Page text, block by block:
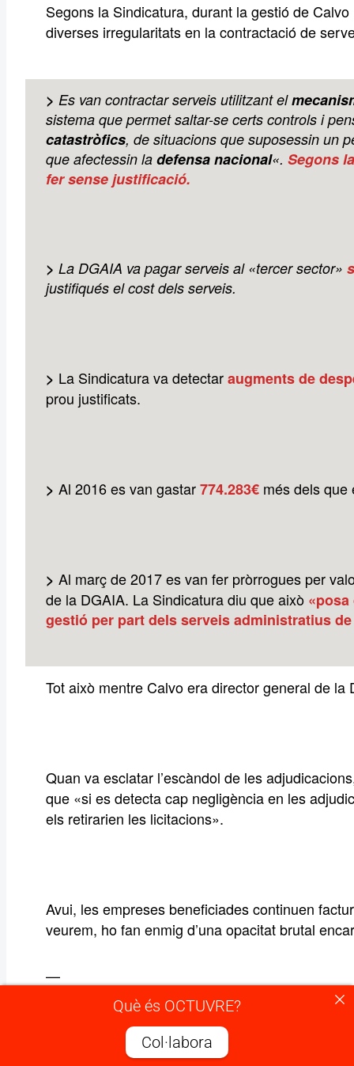
Segons la Sindicatura, durant la gestió de
diverses irregularitats en la contractació de
> Es van contractar serveis utilitzant el
sistema que permet saltar-se certs controls i
catastròfics, de situacions que suposessin un
que afectessin la defensa nacional«. Segons
fer sense justificació.
> La DGAIA va pagar serveis al «tercer sector»
justifiqués el cost dels serveis.
> La Sindicatura va detectaraugments de
prou justificats.
> Al 2016 es van gastar774.283€ més dels que
> Al març de 2017 es van fer pròrrogues per
de la DGAIA. La Sindicatura diu que això
gestió per part dels serveis administratius de
Tot això mentre Calvo era director general de la
Quan va esclatar l’escàndol de les
que «si es detecta cap negligència en les
els retirarien les licitacions».
Avui, les empreses beneficiades continuen
veurem, ho fan enmig d’una opacitat brutal
—
Què és OCTUVRE?
Col·labora